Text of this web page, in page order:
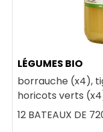
LÉGUMES BIO
borrauche (x4),
horicots verts
12 BATEAUX DE